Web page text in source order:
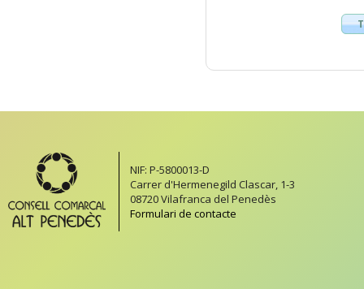
NIF: P-5800013-D
Carrer d'Hermenegild Clascar, 1-3
08720 Vilafranca del Penedès
Formulari de contacte